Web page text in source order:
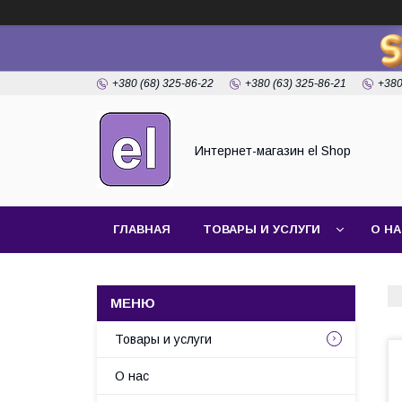
+380 (68) 325-86-22 +380 (63) 325-86-21
Интернет-магазин el Shop
ГЛАВНАЯ ТОВАРЫ И УСЛУГИ О
Товары и услуги
О нас